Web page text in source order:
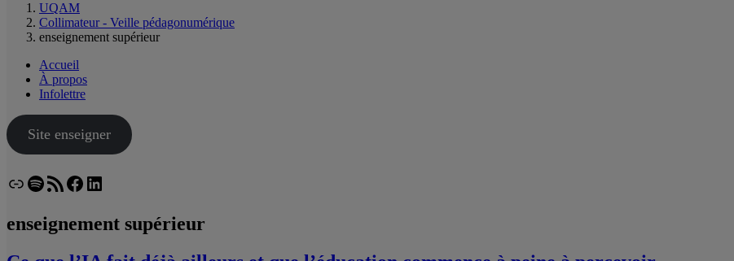
UQAM
Collimateur - Veille pédagonumérique
enseignement supérieur
Accueil
À propos
Infolettre
Site enseigner
LienSpotify
Flux RSSFacebook
LinkedIn
enseignement supérieur